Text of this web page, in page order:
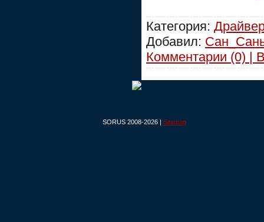
Категория:
Добавил:
Комментарии (0) |
SORUS 2008-2026 | Sitemap